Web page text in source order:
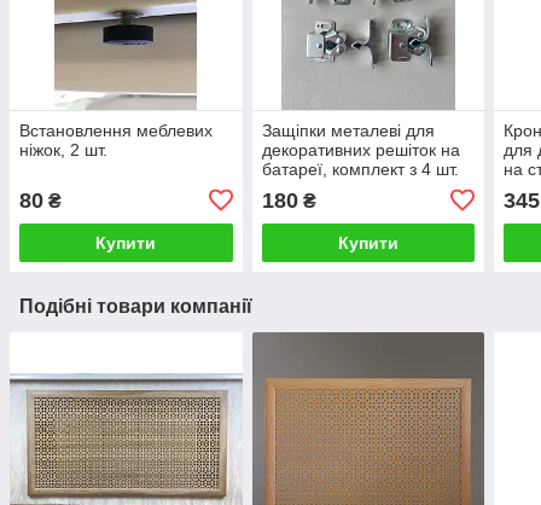
Встановлення меблевих
ніжок, 2 шт.
80 ₴
Купити
Защіпки металеві для
декоративних решіток на
батареї, комплект з 4 шт.
180₴
Купити
для
на
345
Подібні товари компанії